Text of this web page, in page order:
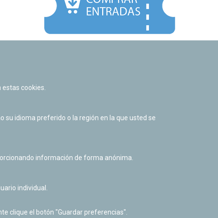
Política de cookies
Derecho de acceso a información pública
cookies.
su idioma preferido o la región en la que usted se
información de forma anónima.
individual.
clique el botón "Guardar preferencias".